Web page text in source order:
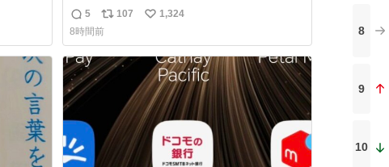
足感エグいし1週間で3キロ痩せた😭
返
信
数
5
リ
ポ
ス
ト
107
い
ね
数
1,324
8時間前
8
9
10